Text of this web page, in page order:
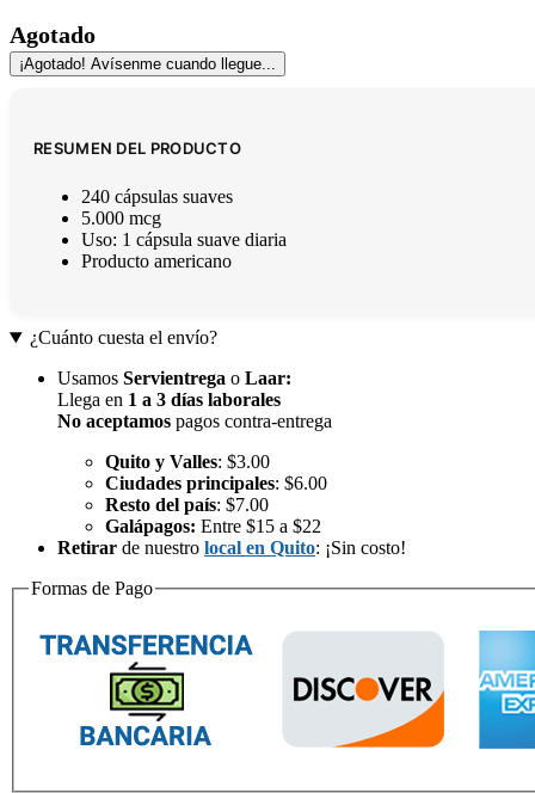
Agotado
¡Agotado! Avísenme cuando llegue...
RESUMEN DEL PRODUCTO
240 cápsulas suaves
5.000 mcg
Uso: 1 cápsula suave diaria
Producto americano
¿Cuánto cuesta el envío?
Usamos Servientrega o Laar:
Llega en 1 a 3 días laborales
No aceptamos pagos contra-entrega
Quito y Valles: $3.00
Ciudades principales: $6.00
Resto del país: $7.00
Galápagos: Entre $15 a $22
Retirar de nuestro local en Quito: ¡Sin costo!
Formas de Pago